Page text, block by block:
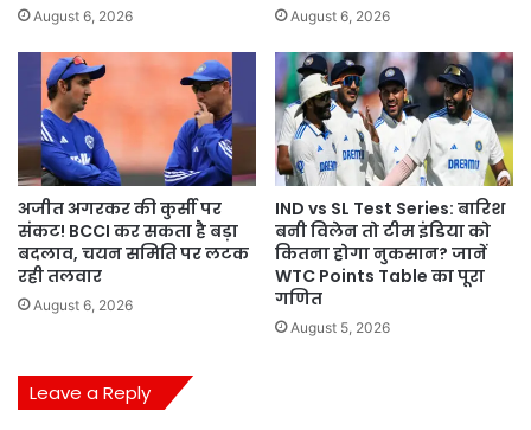
August 6, 2026 August 6, 2026
अजीत अगरकर की कुर्सी पर
संकट! BCCI कर सकता है बड़ा
बदलाव, चयन समिति पर लटक
रही तलवार
August 6, 2026
IND vs SL Test Series: बारिश
बनी विलेन तो टीम इंडिया को
कितना होगा नुकसान? जानें
WTC Points Table का पूरा
गणित
August 5, 2026
Leave a Reply